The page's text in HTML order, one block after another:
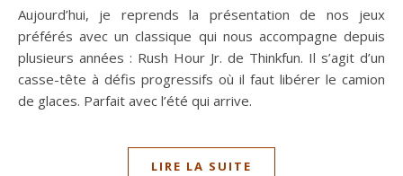
Aujourd’hui, je reprends la présentation de nos jeux
préférés avec un classique qui nous accompagne depuis
plusieurs années : Rush Hour Jr. de Thinkfun. Il s’agit d’un
casse-tête à défis progressifs où il faut libérer le camion
de glaces. Parfait avec l’été qui arrive.
LIRE LA SUITE